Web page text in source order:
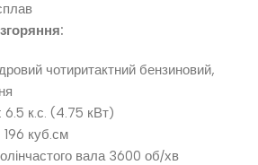
чотиритактний бензиновий,
6.5 к.с. (4.75 кВт)
196 куб.см
вала 3600 об/хв